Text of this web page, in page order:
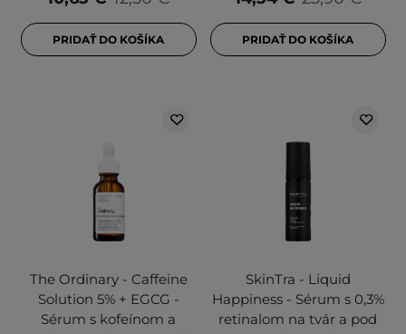
PRIDAŤ DO KOŠÍKA PRIDAŤ DO KOŠÍKA
The Ordinary - Caffeine
Solution 5% + EGCG -
Sérum s kofeínom a
SkinTra - Liquid
Happiness - Sérum s 0,3%
retinalom na tvár a pod